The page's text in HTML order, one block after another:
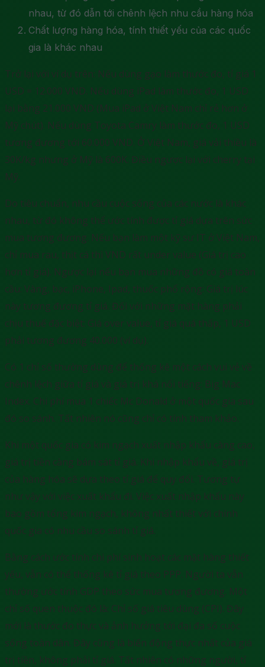
nhau, từ đó dẫn tới chênh lệch nhu cầu hàng hóa
Chất lượng hàng hóa, tính thiết yếu của các quốc
gia là khác nhau
Trở lại với ví dụ trên: Nếu dùng gạo làm thước đo, tỉ giá 1
USD = 12.000 VND. Nếu dùng iPad làm thước đo, 1 USD
lại bằng 21.000 VND (Mua iPad ở Việt Nam chỉ rẻ hơn ở
Mỹ chút). Nếu dùng Toyota Camry làm thước đo, 1 USD
tương đương tới 60.000 VND. Ở Việt Nam, giá vải thiều là
30K/kg nhưng ở Mỹ là 600K. Điều ngược lại với cherry tại
Mỹ.
Do tiêu chuẩn, nhu cầu cuộc sống của các nước là khác
nhau, từ đó không thể ước tính được tỉ giá dựa trên sức
mua tương đương. Nếu bạn làm một kỹ sư IT ở Việt Nam,
chỉ mua rau, thịt cá thì VND rất under value (Giá trị cao
hơn tỉ giá). Ngược lại nếu bạn mua những đồ có giá toàn
cầu: Vàng, bạc, iPhone, Ipad, thuốc phổ rộng: Giá trị lúc
này tương đương tỉ giá. Đối với những mặt hàng phải
chịu thuế đặc biệt: Giá over value, tỉ giá quá thấp, 1 USD
phải tương đương 40.000 (ví dụ).
Có 1 chỉ số thường dùng để thống kê một cách vui vẻ về
chênh lệch giữa tỉ giá và giá trị khá nổi tiếng: Big Mac
Index. Chi phí mua 1 chiếc Mc Donald ở một quốc gia sau
đó so sánh. Tất nhiên nó cũng chỉ có tính tham khảo.
Khi một quốc gia có kim ngạch xuất nhập khẩu càng cao,
giá trị tiền càng bám sát tỉ giá. Khi nhập khẩu về, giá trị
của hàng hóa sẽ dựa theo tỉ giá để quy đổi. Tương tự
như vậy với việc xuất khẩu đi. Việc xuất nhập khẩu này
bao gồm tổng kim ngạch, không nhất thiết với chính
quốc gia có nhu cầu so sánh tỉ giá.
Bằng cách ước tính chi phí sinh hoạt các mặt hàng thiết
yếu, vẫn có thể thống kê tỉ giá theo PPP. Người ta vẫn
thường ước tính GDP theo sức mua tương đương. Một
chỉ số quen thuộc đó là: Chỉ số giá tiêu dùng (CPI). Đây
mới là thước đo thực và ảnh hưởng tới đại đa số cuộc
sống toàn dân. Đây cũng là biến động thực nhất của giá
trị tiền, không phải tỉ giá. Tất nhiên có những người, tỉ